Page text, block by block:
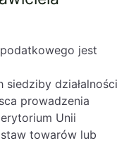
jest
działalności
prowadzenia
Unii
towarów lub